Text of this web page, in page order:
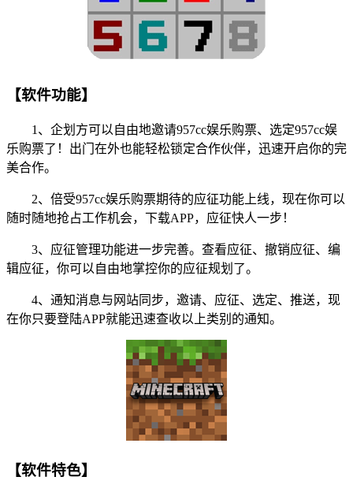
【软件功能】
1、企划方可以自由地邀请957cc娱乐购票、选定957cc娱
乐购票了！出门在外也能轻松锁定合作伙伴，迅速开启你的完
美合作。
2、倍受957cc娱乐购票期待的应征功能上线，现在你可以
随时随地抢占工作机会，下载APP，应征快人一步！
3、应征管理功能进一步完善。查看应征、撤销应征、编
辑应征，你可以自由地掌控你的应征规划了。
4、通知消息与网站同步，邀请、应征、选定、推送，现
在你只要登陆APP就能迅速查收以上类别的通知。
【软件特色】